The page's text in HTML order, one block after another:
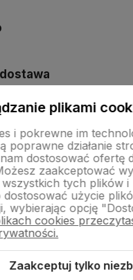
plikami
i pokrewne im
poprawne działanie
dostosować ofertę
zaakceptować
tych plików i
dostosować użycie
wybierając opcję
cookies
Zaakceptuj tylko